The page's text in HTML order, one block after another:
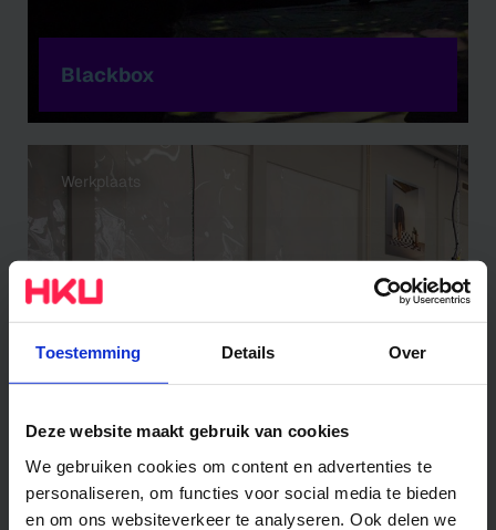
Toestemming Details Over
Deze website maakt gebruik van cookies
We gebruiken cookies om content en advertenties te
personaliseren, om functies voor social media te bieden
en om ons websiteverkeer te analyseren. Ook delen we
Blackbox
Werkplaats
PRINT